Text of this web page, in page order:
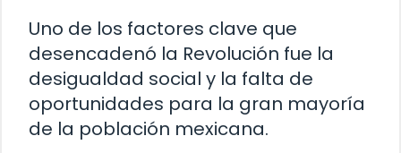
Uno de los factores clave que
desencadenó la Revolución fue la
desigualdad social y la falta de
oportunidades para la gran mayoría
de la población mexicana.